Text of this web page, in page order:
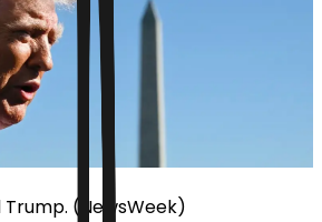
Trump. (NewsWeek)